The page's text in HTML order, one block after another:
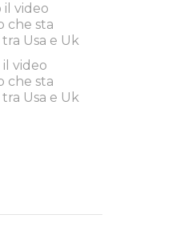
il video
che sta
Usa e Uk
il video
che sta
Usa e Uk